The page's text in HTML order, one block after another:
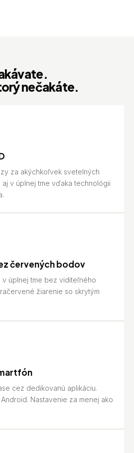
nečakáte.
za akýchkoľvek svetelných
v úplnej tme vďaka technológii
červených bodov
v úplnej tme bez viditeľného
žiarenie so skrytým
cez dedikovanú aplikáciu.
Nastavenie za menej ako